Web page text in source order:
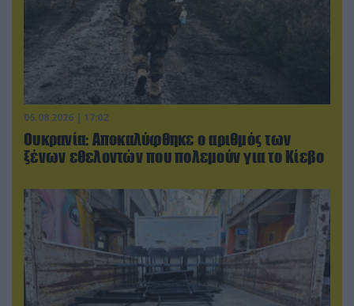
06.08.2026 | 17:02
Ουκρανία: Αποκαλύφθηκε ο αριθμός των
ξένων εθελοντών που πολεμούν για το Κίεβο